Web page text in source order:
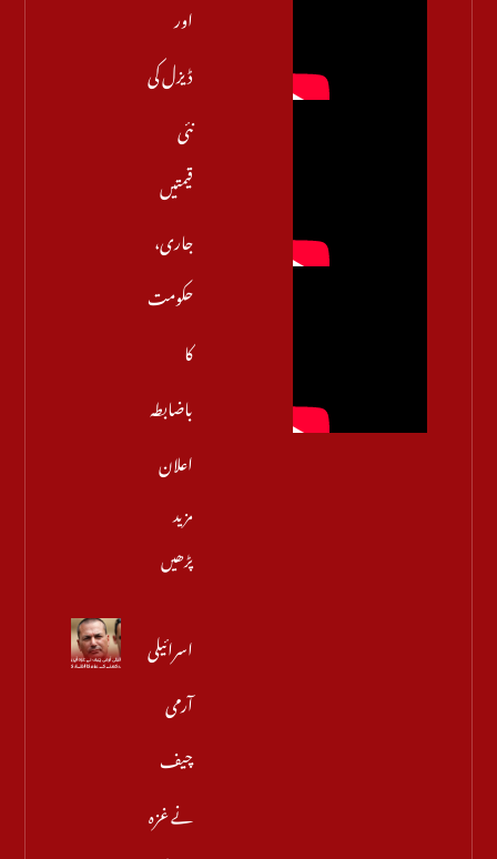
اور
ڈیزل کی
نئی
قیمتیں
جاری،
حکومت
کا
باضابطہ
اعلان
مزید
پڑھیں
اسرائیلی
آرمی
چیف
نے غزہ